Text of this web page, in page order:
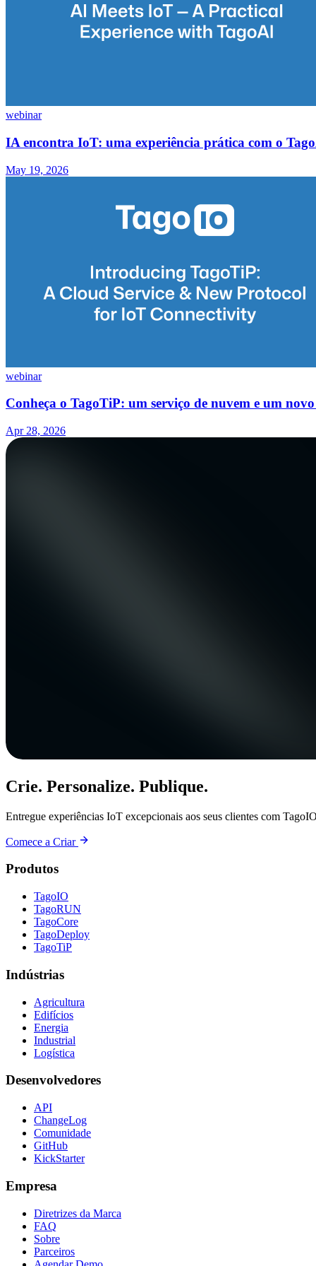
webinar
IA encontra IoT: uma experiência prática com o
May 19, 2026
webinar
Conheça o TagoTiP: um serviço de nuvem e um
Apr 28, 2026
Crie. Personalize. Publique.
Entregue experiências IoT excepcionais aos seus clientes com
Comece a Criar
Produtos
TagoIO
TagoRUN
TagoCore
TagoDeploy
TagoTiP
Indústrias
Agricultura
Edifícios
Energia
Industrial
Logística
Desenvolvedores
API
ChangeLog
Comunidade
GitHub
KickStarter
Empresa
Diretrizes da Marca
FAQ
Sobre
Parceiros